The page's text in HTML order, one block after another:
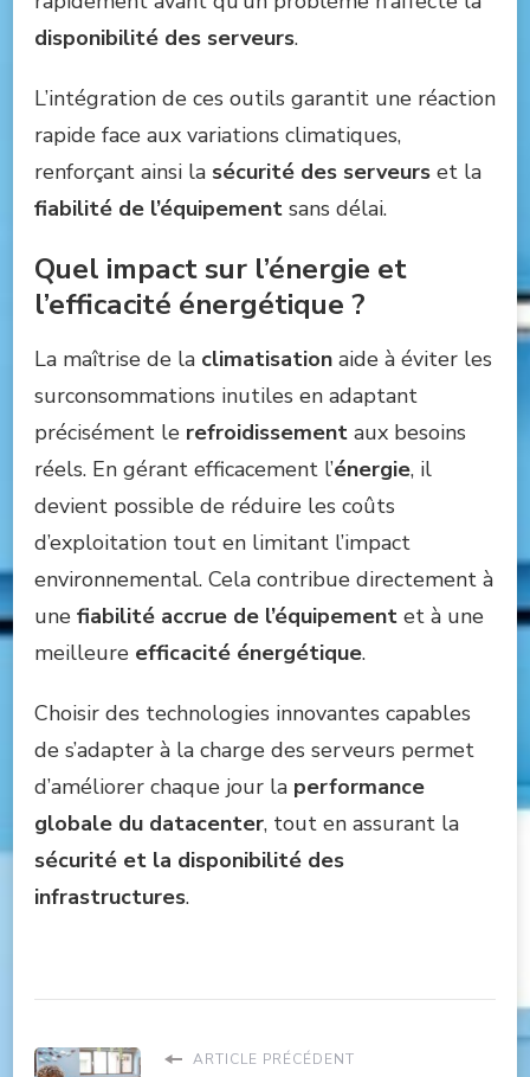
disponibilité des serveurs.
L’intégration de ces outils garantit une réaction
rapide face aux variations climatiques,
renforçant ainsi la sécurité des serveurs et la
fiabilité de l’équipement sans délai.
Quel impact sur l’énergie et
l’efficacité énergétique ?
La maîtrise de la climatisation aide à éviter les
surconsommations inutiles en adaptant
précisément le refroidissement aux besoins
réels. En gérant efficacement l’énergie, il
devient possible de réduire les coûts
d’exploitation tout en limitant l’impact
environnemental. Cela contribue directement à
une fiabilité accrue de l’équipement et à une
meilleure efficacité énergétique.
Choisir des technologies innovantes capables
de s’adapter à la charge des serveurs permet
d’améliorer chaque jour la performance
globale du datacenter, tout en assurant la
sécurité et la disponibilité des
infrastructures.
ARTICLE PRÉCÉDENT